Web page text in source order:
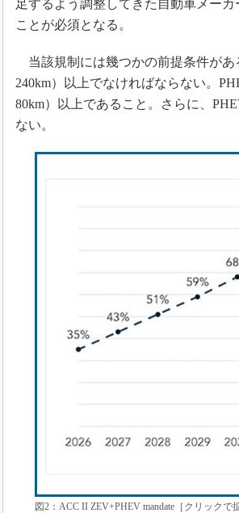
足するよう調整してきた自動車メー
ことが必須となる。
当該規制には幾つかの前提条件があ
240km）以上でなければならない。
80km）以上であること。さらに、
ない。
図2：ACC II ZEV+PHEV mandate［クリックで